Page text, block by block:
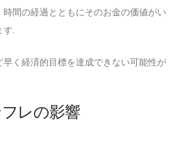
間の経過とともにそのお金の価値がい
.
早く経済的目標を達成できない可能性が
レの影響